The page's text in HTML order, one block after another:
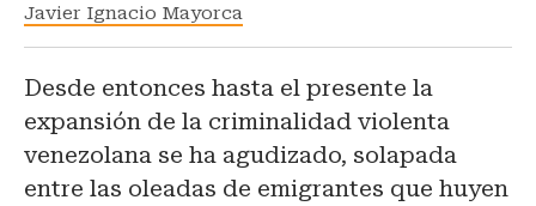
Javier Ignacio Mayorca
Desde entonces hasta el presente la
expansión de la criminalidad violenta
venezolana se ha agudizado, solapada
entre las oleadas de emigrantes que huyen